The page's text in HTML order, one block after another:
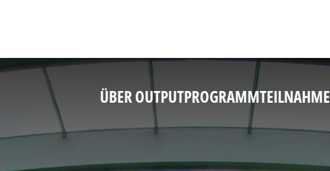
ÜBER OUTPUTPROGRAMMTEILNAHME